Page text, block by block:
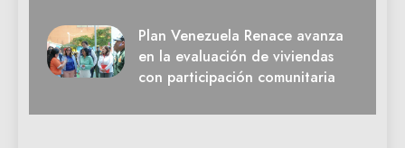
Plan Venezuela Renace avanza
en la evaluación de viviendas
con participación comunitaria